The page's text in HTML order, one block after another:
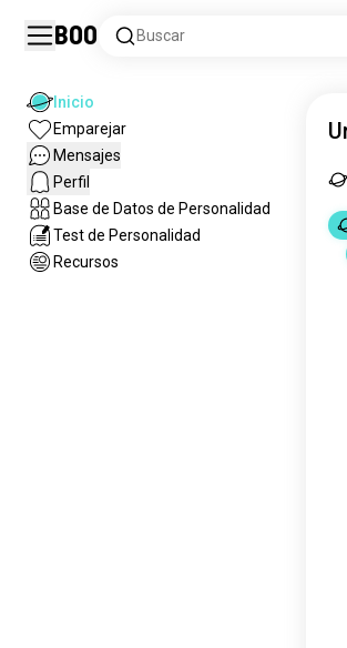
Boo Buscar
Inicio
Emparejar
Mensajes
Perfil
Base de Datos de Personalidad
Test de Personalidad
Recursos